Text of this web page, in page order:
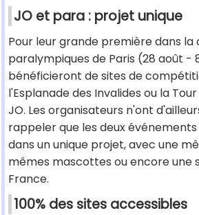
JO et para : projet unique
Pour leur grande première dans la
paralympiques de Paris (28 août
bénéficieront de sites de
l'Esplanade des Invalides ou la
JO. Les organisateurs n'ont
rappeler que les deux
dans un unique projet, avec une
mêmes mascottes ou encore une
France.
100% des sites accessibles